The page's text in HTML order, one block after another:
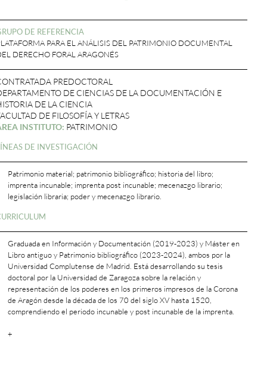
DE REFERENCIA
PARA EL ANÁLISIS DEL PATRIMONIO DOCUMENTAL
DERECHO FORAL ARAGONÉS
PREDOCTORAL
DE CIENCIAS DE LA DOCUMENTACIÓN E
DE LA CIENCIA
DE FILOSOFÍA Y LETRAS
INSTITUTO: PATRIMONIO
DE INVESTIGACIÓN
Patrimonio material; patrimonio bibliográfico; historia del libro;
imprenta incunable; imprenta post incunable; mecenazgo librario;
legislación libraria; poder y mecenazgo librario.
Graduada en Información y Documentación (2019-2023) y Máster en
Libro antiguo y Patrimonio bibliográfico (2023-2024), ambos por la
Universidad Complutense de Madrid. Está desarrollando su tesis
doctoral por la Universidad de Zaragoza sobre la relación y
representación de los poderes en los primeros impresos de la Corona
de Aragón desde la década de los 70 del siglo XV hasta 1520,
comprendiendo el periodo incunable y post incunable de la imprenta.
+